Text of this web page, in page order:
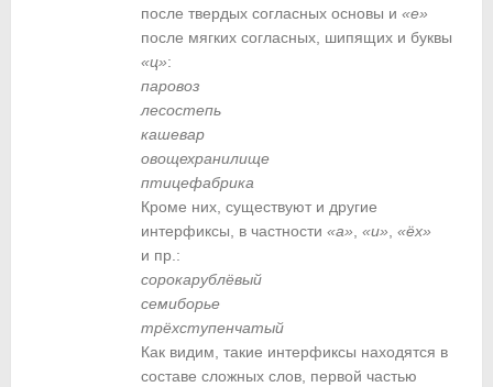
после твердых согласных основы и «е»
после мягких согласных, шипящих и буквы
«ц»:
паровоз
лесостепь
кашевар
овощехранилище
птицефабрика
Кроме них, существуют и другие
интерфиксы, в частности «а» «и» «ёх»
и пр.:
сорокарублёвый
семиборье
трёхступенчатый
Как видим, такие интерфиксы находятся в
составе сложных слов, первой частью